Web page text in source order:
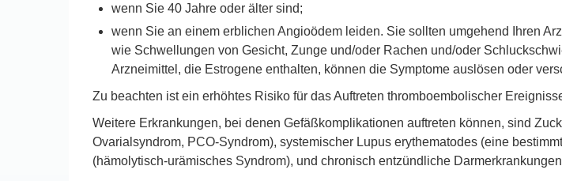
wenn Sie 40 Jahre oder älter sind;
wenn Sie an einem erblichen Angioödem leiden. Sie sollten umgehend Ihren
wie Schwellungen von Gesicht, Zunge und/oder Rachen und/oder
Arzneimittel, die Estrogene enthalten, können die Symptome auslösen oder
Zu beachten ist ein erhöhtes Risiko für das Auftreten thromboembolischer
Weitere Erkrankungen, bei denen Gefäßkomplikationen auftreten können, sind
Ovarialsyndrom, PCO-Syndrom), systemischer Lupus erythematodes (eine
(hämolytisch-urämisches Syndrom), und chronisch entzündliche